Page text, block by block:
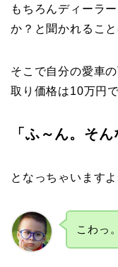
もちろんディーラ
か？と聞かれるこ
そこで自分の愛車
取り価格は10万円
「ふ～ん。そ
となっちゃいますよ
こわっ